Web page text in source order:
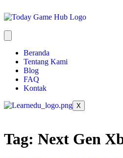
Beranda
Tentang Kami
Blog
FAQ
Kontak
X
Tag: Next Gen